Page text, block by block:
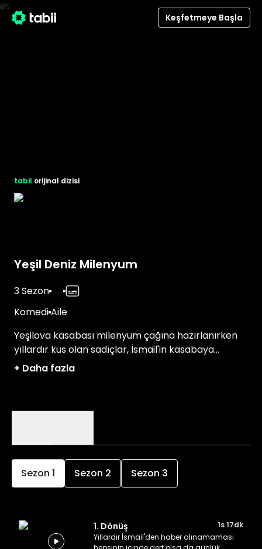
Keşfetmeye Başla
tabii orijinal dizisi
Yeşil Deniz Milenyum
3 Sezon
KomediAile
Yeşilova kasabası milenyum çağına hazırlanırken
yıllardır küs olan sadıçlar, İsmail'in kasabaya
dönmesiyle birlikte kendilerini türlü maceraların
+ Daha fazla
Sezon 1 Sezon 2 Sezon 3
1. Dönüş
1s 17dk
Yıllardır İsmail'den haber alınamaması